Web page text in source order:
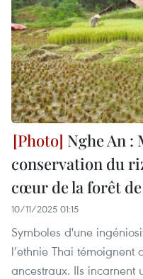
Nghe An :
conservation du
cœur de la forêt
10/11/2025 01:15
Symboles d'une
l’ethnie Thai témoignent
ancestraux. Ils incarnent